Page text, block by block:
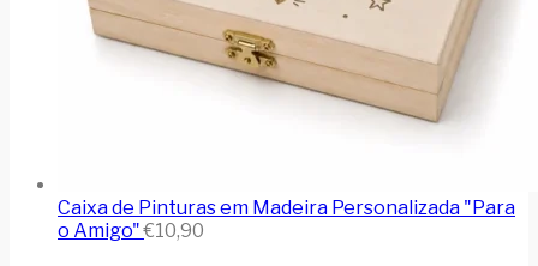
Caixa de Pinturas em Madeira Personalizada "Para
o Amigo" €10,90